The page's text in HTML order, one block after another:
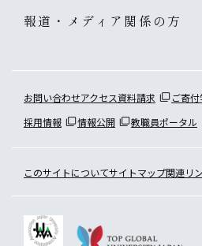
報道・メディア関係の方
お問い合わせアクセス資料請求 ご寄付
採用情報
情報公開 教職員ポータル
このサイトについてサイトマップ関連リ